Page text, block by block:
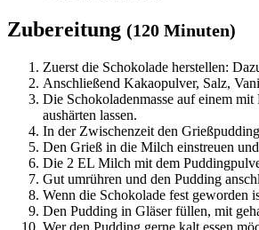
Zubereitung (120 Minuten)
Zuerst die Schokolade herstellen:
Anschließend Kakaopulver, Salz,
Die Schokoladenmasse auf einem
aushärten lassen.
In der Zwischenzeit den
Den Grieß in die Milch einstreuen
Die 2 EL Milch mit dem
Gut umrühren und den Pudding
Wenn die Schokolade fest geworden
Den Pudding in Gläser füllen, mit
Wer den Pudding gerne kalt essen